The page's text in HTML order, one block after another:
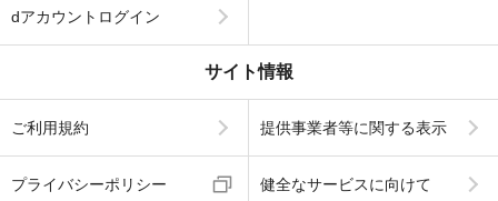
dアカウントログイン
サイト情報
ご利用規約 提供事業者等に関する表示
プライバシーポリシー 健全なサービスに向けて